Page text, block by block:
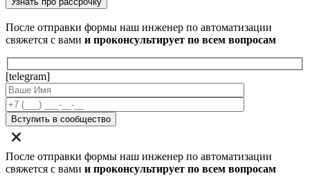
После отправки формы наш инженер по автоматизации
свяжется с вами и проконсультирует по всем вопросам
[telegram]
После отправки формы наш инженер по автоматизации
свяжется с вами и проконсультирует по всем вопросам